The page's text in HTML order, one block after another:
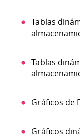
Tablas
Tablas
Gráficos de
Gráficos